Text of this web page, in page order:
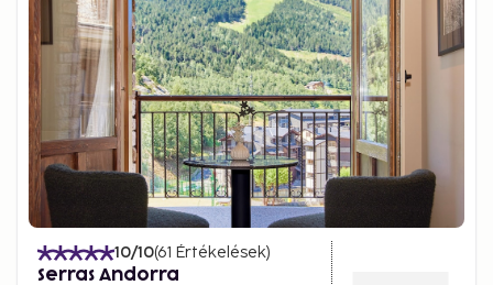
10/10(61 Értékelések)
Serras Andorra